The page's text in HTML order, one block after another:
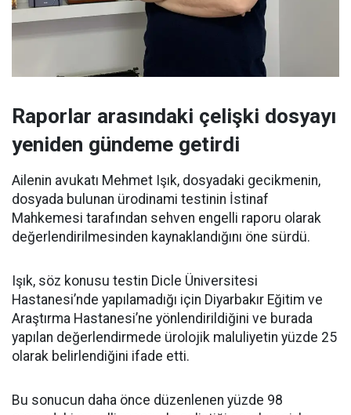
Raporlar arasındaki çelişki dosyayı
yeniden gündeme getirdi
Ailenin avukatı Mehmet Işık, dosyadaki gecikmenin,
dosyada bulunan ürodinami testinin İstinaf
Mahkemesi tarafından sehven engelli raporu olarak
değerlendirilmesinden kaynaklandığını öne sürdü.
Işık, söz konusu testin Dicle Üniversitesi
Hastanesi’nde yapılamadığı için Diyarbakır Eğitim ve
Araştırma Hastanesi’ne yönlendirildiğini ve burada
yapılan değerlendirmede ürolojik maluliyetin yüzde 25
olarak belirlendiğini ifade etti.
Bu sonucun daha önce düzenlenen yüzde 98